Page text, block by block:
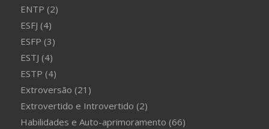
ENTP (2)
ESFJ (4)
ESFP (3)
ESTJ (4)
ESTP (4)
Extroversão (21)
Extrovertido e Introvertido (2)
Habilidades e Auto-aprimoramento (66)